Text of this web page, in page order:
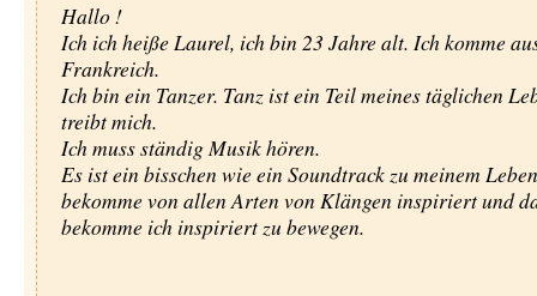
Hallo !
Ich ich heiße Laurel, ich bin 23 Jahre alt. Ich komme
Frankreich.
Ich bin ein Tanzer. Tanz ist ein Teil meines täglichen
treibt mich.
Ich muss ständig Musik hören.
Es ist ein bisschen wie ein Soundtrack zu meinem
bekomme von allen Arten von Klängen inspiriert und
bekomme ich inspiriert zu bewegen.